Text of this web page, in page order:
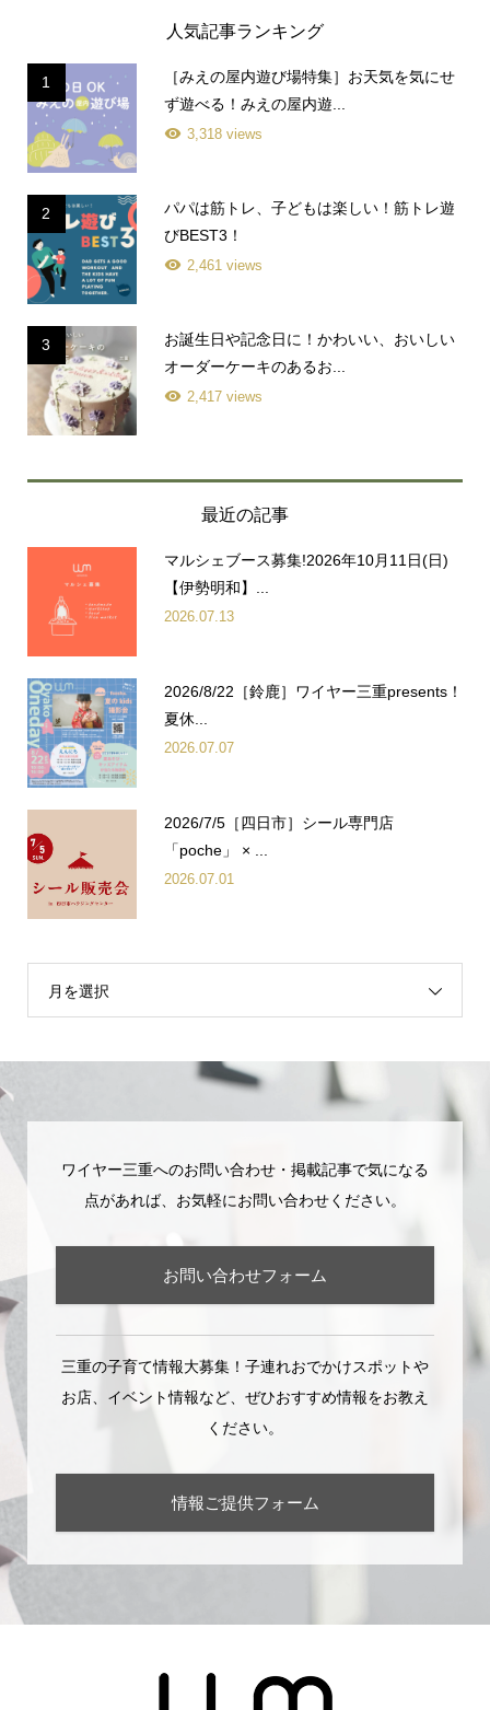
人気記事ランキング
1
［みえの屋内遊び場特集］お天気を気にせ
ず遊べる！みえの屋内遊...
3,318 views
2
パパは筋トレ、子どもは楽しい！筋トレ遊
びBEST3！
2,461 views
3
お誕生日や記念日に！かわいい、おいしい
オーダーケーキのあるお...
2,417 views
最近の記事
マルシェブース募集!2026年10月11日(日)
【伊勢明和】...
2026.07.13
2026/8/22［鈴鹿］ワイヤー三重presents！
夏休...
2026.07.07
2026/7/5［四日市］シール専門店
「poche」 × ...
2026.07.01
月を選択
ワイヤー三重へのお問い合わせ・掲載記事で気になる
点があれば、お気軽にお問い合わせください。
お問い合わせフォーム
三重の子育て情報大募集！子連れおでかけスポットや
お店、イベント情報など、ぜひおすすめ情報をお教え
ください。
情報ご提供フォーム